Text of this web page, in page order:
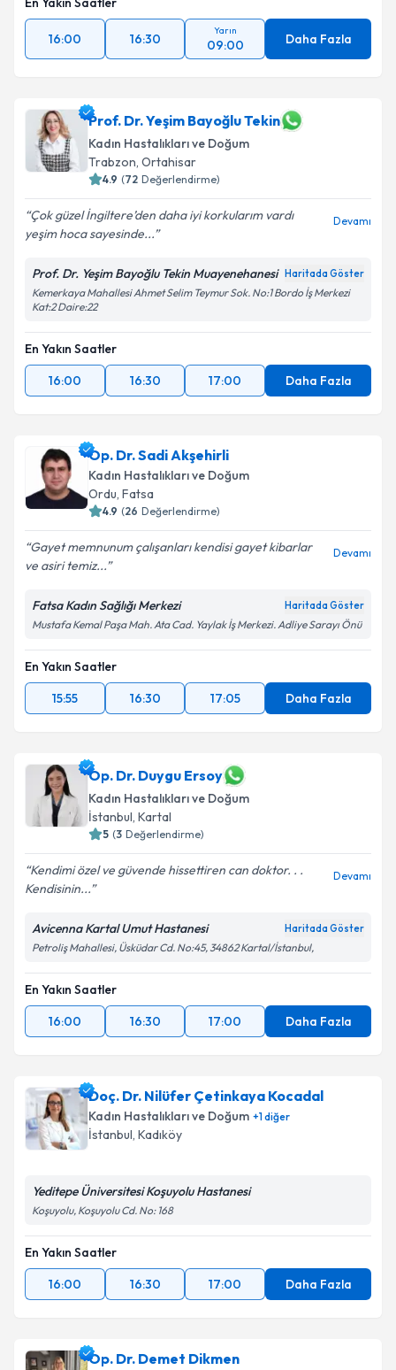
16:00 16:30
Yarın
09:00 Daha Fazla
Prof. Dr. Yeşim Bayoğlu Tekin
Kadın Hastalıkları ve Doğum
Trabzon, Ortahisar
4.9 (72 Değerlendirme)
Çok güzel İngiltere’den daha iyi korkularım vardı
yeşim hoca sayesinde...
Devamı
Prof. Dr. Yeşim Bayoğlu Tekin Muayenehanesi Haritada Göster
Kemerkaya Mahallesi Ahmet Selim Teymur Sok. No:1 Bordo İş Merkezi
Kat:2 Daire:22
En Yakın Saatler
16:00
16:30 17:00 Daha Fazla
Op. Dr. Sadi Akşehirli
Kadın Hastalıkları ve Doğum
Ordu, Fatsa
4.9 (26 Değerlendirme)
Gayet memnunum çalışanları kendisi gayet kibarlar
ve asiri temiz...
Devamı
Fatsa Kadın Sağlığı Merkezi Haritada Göster
Mustafa Kemal Paşa Mah. Ata Cad. Yaylak İş Merkezi. Adliye Sarayı Önü
En Yakın Saatler
15:55
16:30 17:05 Daha Fazla
Op. Dr. Duygu Ersoy
Kadın Hastalıkları ve Doğum
İstanbul, Kartal
5 (3 Değerlendirme)
Kendimi özel ve güvende hissettiren can doktor. . .
Kendisinin...
Devamı
Avicenna Kartal Umut Hastanesi Haritada Göster
Petroliş Mahallesi, Üsküdar Cd. No:45, 34862 Kartal/İstanbul,
En Yakın Saatler
16:00
16:30 17:00 Daha Fazla
Doç. Dr. Nilüfer Çetinkaya Kocadal
Kadın Hastalıkları ve Doğum +1diğer
İstanbul, Kadıköy
Yeditepe Üniversitesi Koşuyolu Hastanesi
Koşuyolu, Koşuyolu Cd. No: 168
En Yakın Saatler
16:00
16:30 17:00 Daha Fazla
Op. Dr. Demet Dikmen